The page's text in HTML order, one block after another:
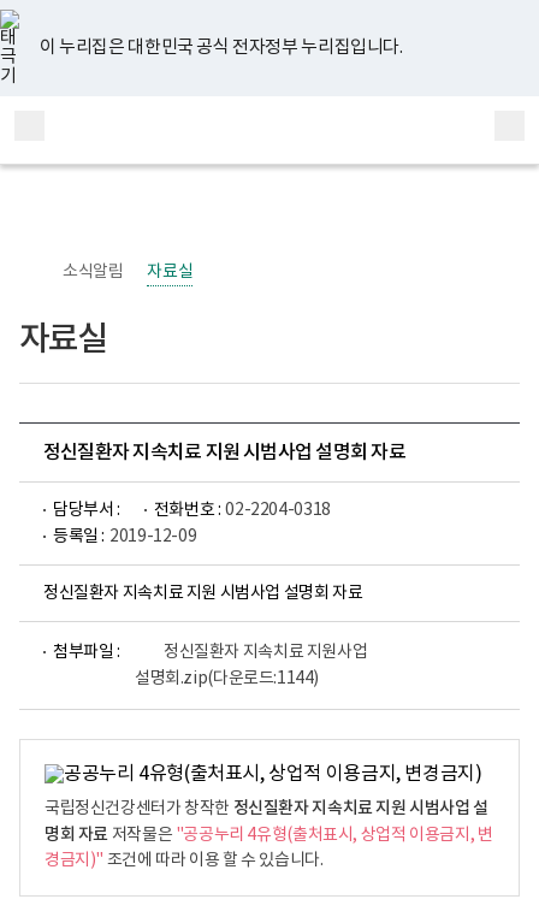
너
비
767px
이
하
이 누리집은 대한민국 공식 전자정부 누리집입니다.
지
검
메
홈
소식알림 자료실
자료실
정신질환자 지속치료 지원 시범사업 설명회 자료
담당부서 : 전화번호 : 02-2204-0318
등록일 : 2019-12-09
정신질환자 지속치료 지원 시범사업 설명회 자료
첨부파일 :
정신질환자 지속치료 지원사업
설명회.zip(다운로드:1144)
국립정신건강센터가 창작한 정신질환자 지속치료 지원 시범사업 설
명회 자료 저작물은 "공공누리 4유형(출처표시, 상업적 이용금지, 변
경금지)" 조건에 따라 이용 할 수 있습니다.
유
튜
브
페
이
스
북
인
스
타
그
램
블
로
그